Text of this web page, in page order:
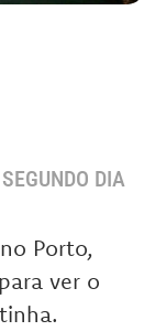
DIA
Porto,
ver o